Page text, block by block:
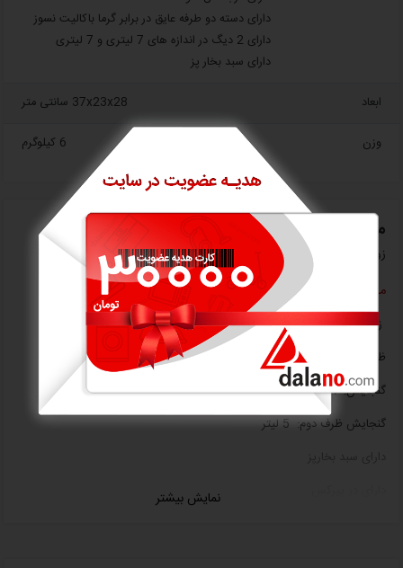
دارای دسته دو طرفه عایق در برابر گرما باکالیت نسوز
دارای 2 دیگ در اندازه های 7 لیتری و 7 لیتری
دارای سبد بخار پز
ابعاد 37x23x28 سانتی متر
وزن 6 کیلوگرم
نمایش بیشتر
معرفی اجمالی
زودپز دوقلو ساکس مدل PC750 گنجایش 5 و 7 لیتر
مشخصات
زودپز دو دسته و دو قلو ساکس+ درب پیرکس+ بخارپز
ظرفیت: 7 و 5 لیتر
گنجایش: 7 لیتر
گنجایش ظرف دوم: 5 لیتر